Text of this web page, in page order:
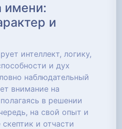
имени:
и
интеллект, логику,
и дух
наблюдательный
внимание на
в решении
на свой опыт и
и отчасти